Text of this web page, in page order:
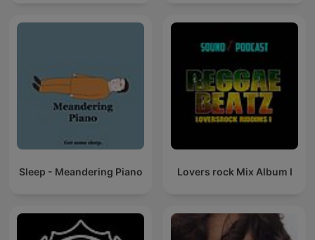
Sleep - Meandering Piano Lovers rock Mix Album I